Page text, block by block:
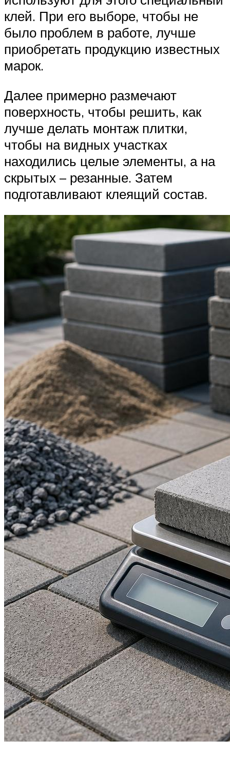
клей. При его выборе, чтобы не
было проблем в работе, лучше
приобретать продукцию известных
марок.
Далее примерно размечают
поверхность, чтобы решить, как
лучше делать монтаж плитки,
чтобы на видных участках
находились целые элементы, а на
скрытых – резанные. Затем
подготавливают клеящий состав.